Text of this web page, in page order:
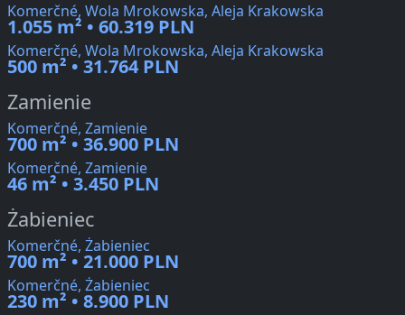
Komerčné, Wola Mrokowska, Aleja Krakowska
1.055 m² • 60.319 PLN
Komerčné, Wola Mrokowska, Aleja Krakowska
500 m² • 31.764 PLN
Zamienie
Komerčné, Zamienie
700 m² • 36.900 PLN
Komerčné, Zamienie
46 m² • 3.450 PLN
Żabieniec
Komerčné, Żabieniec
700 m² • 21.000 PLN
Komerčné, Żabieniec
230 m² • 8.900 PLN